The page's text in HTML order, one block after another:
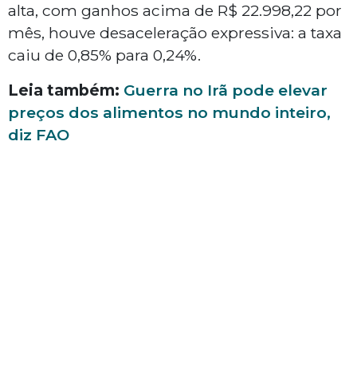
alta, com ganhos acima de R$ 22.998,22 por
mês, houve desaceleração expressiva: a taxa
caiu de 0,85% para 0,24%.
Leia também: Guerra no Irã pode elevar
preços dos alimentos no mundo inteiro,
diz FAO